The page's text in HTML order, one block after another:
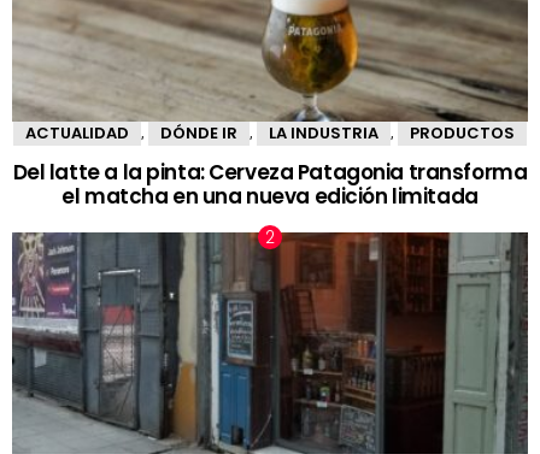
ACTUALIDAD DÓNDE IR LA INDUSTRIA PRODUCTOS
Del latte a la pinta: Cerveza Patagonia transforma
el matcha en una nueva edición limitada